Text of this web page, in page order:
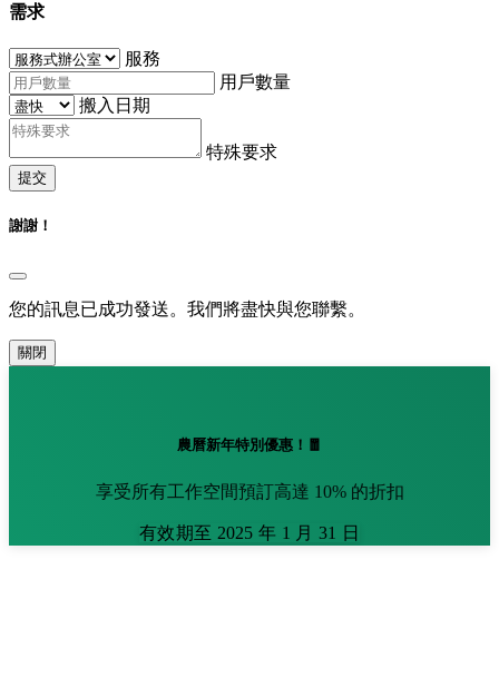
需求
服務
用戶數量
搬入日期
特殊要求
提交
謝謝！
您的訊息已成功發送。我們將盡快與您聯繫。
關閉
農曆新年特別優惠！🧧
享受所有工作空間預訂高達 10% 的折扣
有效期至 2025 年 1 月 31 日